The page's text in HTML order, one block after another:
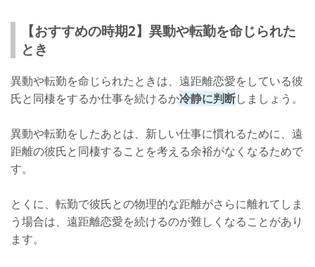
【おすすめの時期2】異動や転勤を命じられた
とき
異動や転勤を命じられたときは、遠距離恋愛をしている彼
氏と同棲をするか仕事を続けるか冷静に判断しましょう。
異動や転勤をしたあとは、新しい仕事に慣れるために、遠
距離の彼氏と同棲することを考える余裕がなくなるためで
す。
とくに、転勤で彼氏との物理的な距離がさらに離れてしま
う場合は、遠距離恋愛を続けるのが難しくなることがあり
ます。